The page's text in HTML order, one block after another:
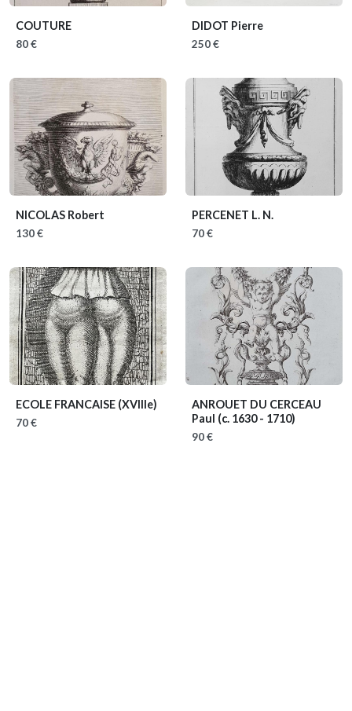
COUTURE
80 €
DIDOT Pierre
250 €
NICOLAS Robert
130 €
PERCENET L. N.
70 €
ECOLE FRANCAISE (XVIIIe)
70 €
ANROUET DU CERCEAU
Paul (c. 1630 - 1710)
90 €